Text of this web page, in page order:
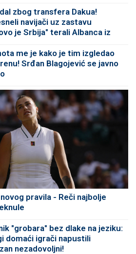
zbog transfera Dakua!
navijači uz zastavu
je Srbija" terali Albanca iz
me je kako je tim izgledao
Srđan Blagojević se javno
pravila - Reči najbolje
"grobara" bez dlake na jeziku:
domaći igrači napustili
nezadovoljni!